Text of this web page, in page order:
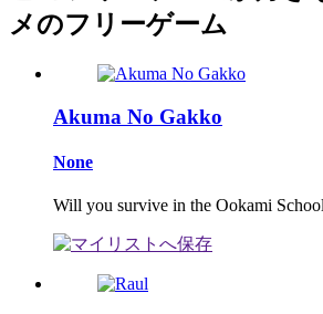
メのフリーゲーム
Akuma No Gakko
None
Will you survive in the Ookami